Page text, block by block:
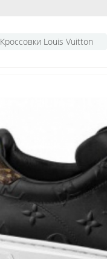
Кроссовки Louis Vuitton